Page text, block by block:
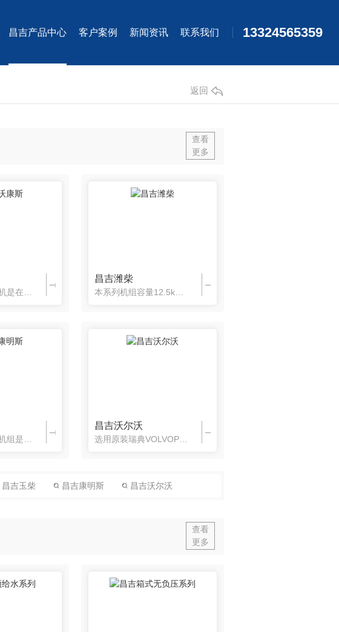
昌吉产品中心 客户案例 新闻资讯 联系我们 13324565359
返回
查看
更多
昌吉潍柴
本系列机组容量12.5kVA~3000kVA，采用国内三大动力品牌—潍柴发动机作为核心驱动引擎。技术优良，价格较进口发动机具有较大优势，适合于常用运行、追求高性价比的用户。
昌吉沃尔沃
选用原装瑞典VOLVOPENTA公司系列环保型机组排放量打欧Ⅱ或欧Ⅲ及EPA环保标准，沃尔沃系列机组具有耗油低、排放低、噪音小、结构紧凑、拥有强劲的家在能力电子喷射柴油发动机，发动机运行稳定，外形设计 小巧，遍布 服务网及充足的配件供应等特点。
昌吉玉柴 昌吉康明斯 昌吉沃尔沃
查看
更多